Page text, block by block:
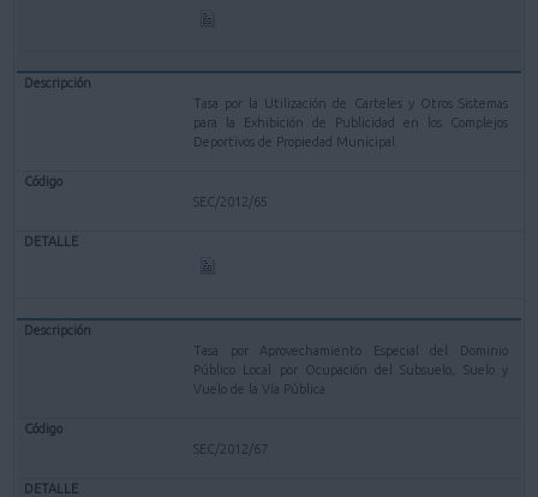
Tasa por la Utilización de Carteles y Otros Sistemas
para la Exhibición de Publicidad en los Complejos
Deportivos de Propiedad Municipal
SEC/2012/65
Tasa por Aprovechamiento Especial del Dominio
Público Local por Ocupación del Subsuelo, Suelo y
Vuelo de la Vía Pública
SEC/2012/67